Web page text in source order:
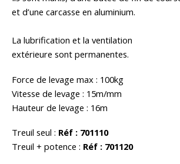
et d’une carcasse en aluminium.
La lubrification et la ventilation
extérieure sont permanentes.
Force de levage max : 100kg
Vitesse de levage : 15m/mm
Hauteur de levage : 16m
Treuil seul : Réf : 701110
Treuil + potence : Réf : 701120